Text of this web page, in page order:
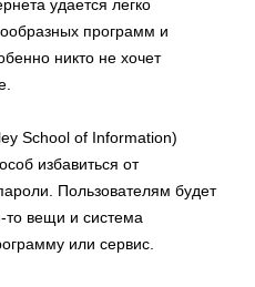
удается легко
программ и
никто не хочет
School of Information)
избавиться от
Пользователям будет
то вещи и система
или сервис.